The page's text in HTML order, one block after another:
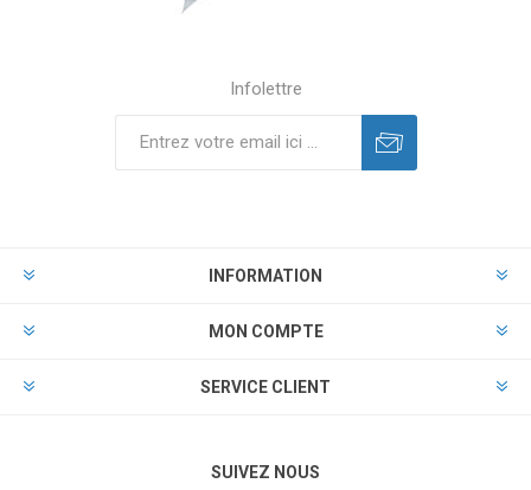
Infolettre
INFORMATION
MON COMPTE
SERVICE CLIENT
SUIVEZ NOUS